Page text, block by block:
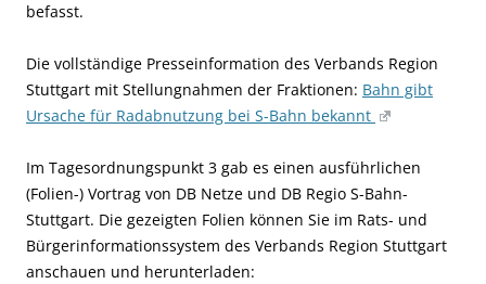
befasst.
Die vollständige Presseinformation des Verbands Region
Stuttgart mit Stellungnahmen der Fraktionen: Bahn gibt
Ursache für Radabnutzung bei S-Bahn bekannt
Im Tagesordnungspunkt 3 gab es einen ausführlichen
(Folien-) Vortrag von DB Netze und DB Regio S-Bahn-
Stuttgart. Die gezeigten Folien können Sie im Rats- und
Bürgerinformationssystem des Verbands Region Stuttgart
anschauen und herunterladen: